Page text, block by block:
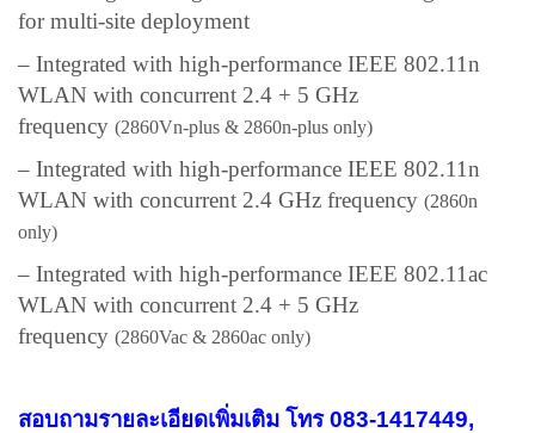
for multi-site deployment
– Integrated with high-performance IEEE 802.11n
WLAN with concurrent 2.4 + 5 GHz
frequency (2860Vn-plus & 2860n-plus only)
– Integrated with high-performance IEEE 802.11n
WLAN with concurrent 2.4 GHz frequency (2860n
only)
– Integrated with high-performance IEEE 802.11ac
WLAN with concurrent 2.4 + 5 GHz
frequency (2860Vac & 2860ac only)
สอบถามรายละเอียดเพิ่มเติม โทร 083-1417449,